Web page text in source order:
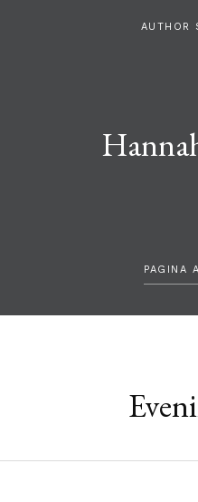
AUTHOR
PAGINA